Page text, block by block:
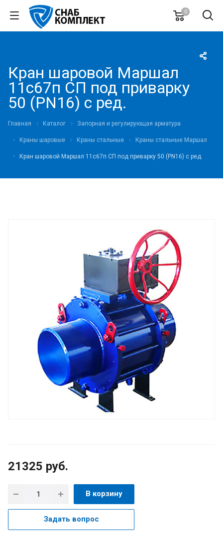
0
Кран шаровой Маршал
11с67п СП под приварку
50 (PN16) с ред.
Главная Каталог Запорная и регулирующая арматура
Краны шаровые Краны стальные Краны стальные Маршал
Кран шаровой Маршал 11с67п СП под приварку 50 (PN16) с ред.
21325 руб.
В корзину
Задать вопрос